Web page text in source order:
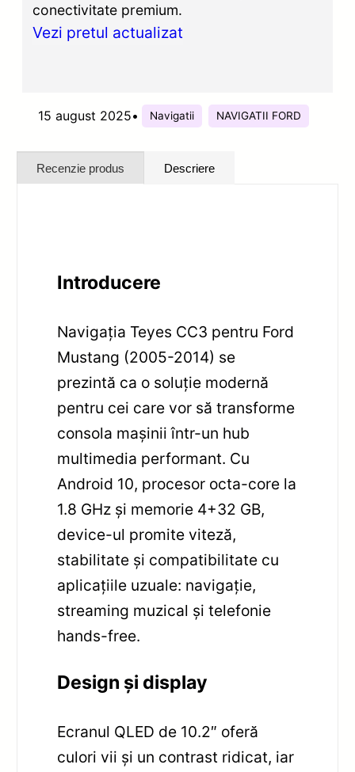
conectivitate premium.
Vezi pretul actualizat
15 august 2025• Navigatii NAVIGATII FORD
Recenzie produs Descriere
Introducere
Navigația Teyes CC3 pentru Ford
Mustang (2005-2014) se
prezintă ca o soluție modernă
pentru cei care vor să transforme
consola mașinii într-un hub
multimedia performant. Cu
Android 10, procesor octa-core la
1.8 GHz și memorie 4+32 GB,
device-ul promite viteză,
stabilitate și compatibilitate cu
aplicațiile uzuale: navigație,
streaming muzical și telefonie
hands-free.
Design și display
Ecranul QLED de 10.2″ oferă
culori vii și un contrast ridicat, iar